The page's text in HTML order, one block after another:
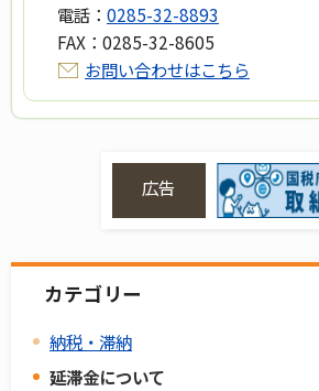
電話： 0285-32-8893
FAX： 0285-32-8605
お問い合わせはこちら
広告
カテゴリー
納税・滞納
延滞金について